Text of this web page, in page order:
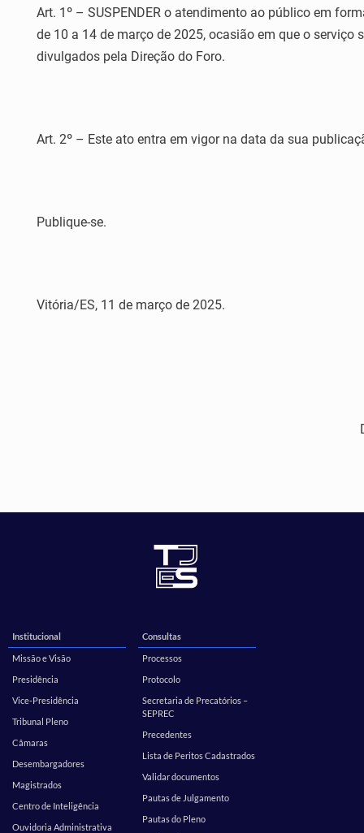
Art. 1º – SUSPENDER o atendimento ao público em
de 10 a 14 de março de 2025, ocasião em que o
divulgados pela Direção do Foro.
Art. 2º – Este ato entra em vigor na data da sua
Publique-se.
Vitória/ES, 11 de março de 2025.
Institucional
Missão e Visão
Presidência
Vice-Presidência
Tribunal Pleno
Câmaras
Desembargadores
Magistrados
Centro de Inteligência
Ouvidoria Administrativa
Consultas
Processos
Protocolo
Secretaria de Precatórios –
SEPREC
Precedentes
Lista de Peritos Cadastrados
Validar documentos
Pautas de Julgamento
Pautas do Pleno